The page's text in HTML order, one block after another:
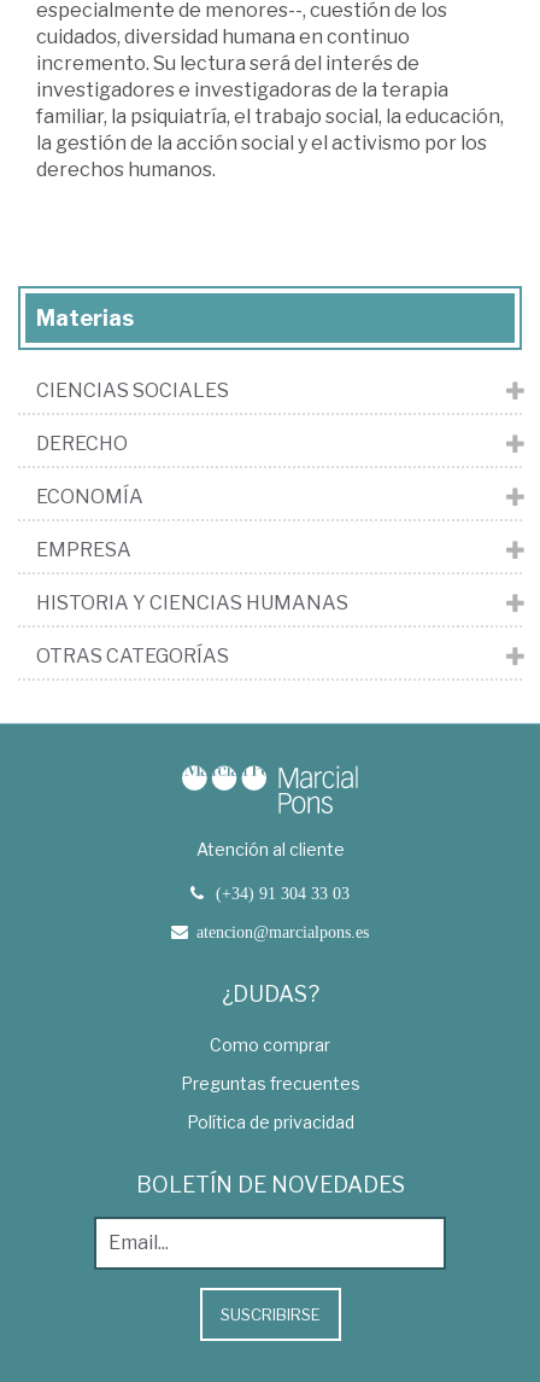
especialmente de menores--, cuestión de los
cuidados, diversidad humana en continuo
incremento. Su lectura será del interés de
investigadores e investigadoras de la terapia
familiar, la psiquiatría, el trabajo social, la educación,
la gestión de la acción social y el activismo por los
derechos humanos.
Materias
CIENCIAS SOCIALES
DERECHO
ECONOMÍA
EMPRESA
HISTORIA Y CIENCIAS HUMANAS
OTRAS CATEGORÍAS
Atención al cliente
(+34) 91 304 33 03
atencion@marcialpons.es
¿DUDAS?
Como comprar
Preguntas frecuentes
Política de privacidad
BOLETÍN DE NOVEDADES
SUSCRIBIRSE